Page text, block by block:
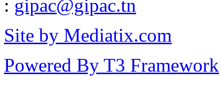
: gipac@gipac.tn
Site by Mediatix.com
Powered By T3 Framework